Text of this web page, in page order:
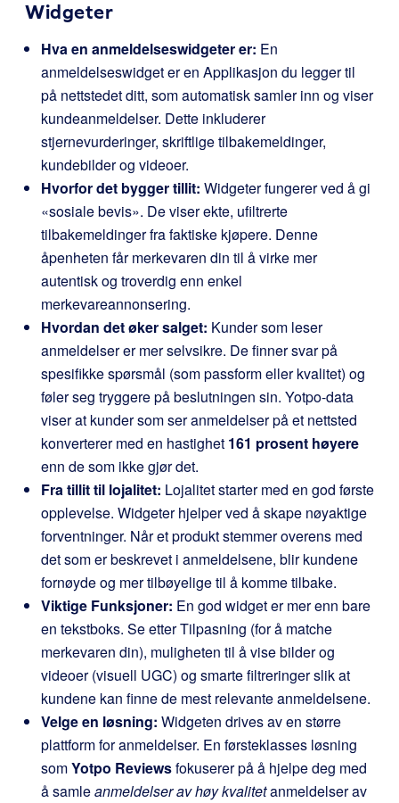
Widgeter
Hva en anmeldelseswidgeter er: En
anmeldelseswidget er en Applikasjon du legger til
på nettstedet ditt, som automatisk samler inn og viser
kundeanmeldelser. Dette inkluderer
stjernevurderinger, skriftlige tilbakemeldinger,
kundebilder og videoer.
Hvorfor det bygger tillit: Widgeter fungerer ved å gi
«sosiale bevis». De viser ekte, ufiltrerte
tilbakemeldinger fra faktiske kjøpere. Denne
åpenheten får merkevaren din til å virke mer
autentisk og troverdig enn enkel
merkevareannonsering.
Hvordan det øker salget: Kunder som leser
anmeldelser er mer selvsikre. De finner svar på
spesifikke spørsmål (som passform eller kvalitet) og
føler seg tryggere på beslutningen sin. Yotpo-data
viser at kunder som ser anmeldelser på et nettsted
konverterer med en hastighet 161 prosent høyere
enn de som ikke gjør det.
Fra tillit til lojalitet: Lojalitet starter med en god første
opplevelse. Widgeter hjelper ved å skape nøyaktige
forventninger. Når et produkt stemmer overens med
det som er beskrevet i anmeldelsene, blir kundene
fornøyde og mer tilbøyelige til å komme tilbake.
Viktige Funksjoner: En god widget er mer enn bare
en tekstboks. Se etter Tilpasning (for å matche
merkevaren din), muligheten til å vise bilder og
videoer (visuell UGC) og smarte filtreringer slik at
kundene kan finne de mest relevante anmeldelsene.
Velge en løsning: Widgeten drives av en større
plattform for anmeldelser. En førsteklasses løsning
somYotpo Reviewsfokuserer på å hjelpe deg med
å samleanmeldelser av høy kvalitetanmeldelser av